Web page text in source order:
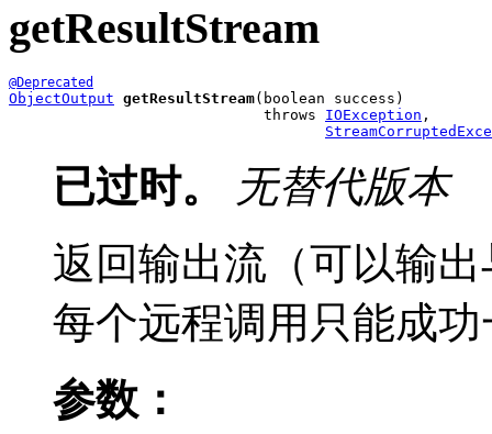
getResultStream
@Deprecated
ObjectOutput getResultStream(boolean success)
                             throws
IOException ,
已过时。
无替代版本
返回输出流（可以输
每个远程调用只能成
参数：